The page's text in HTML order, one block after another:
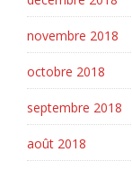
novembre 2018
octobre 2018
septembre 2018
août 2018